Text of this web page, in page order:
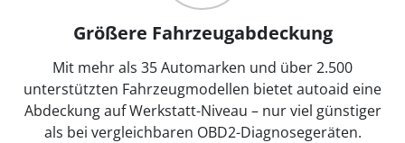
Größere Fahrzeugabdeckung
Mit mehr als 35 Automarken und über 2.500
unterstützten Fahrzeugmodellen bietet autoaid eine
Abdeckung auf Werkstatt-Niveau – nur viel günstiger
als bei vergleichbaren OBD2-Diagnosegeräten.